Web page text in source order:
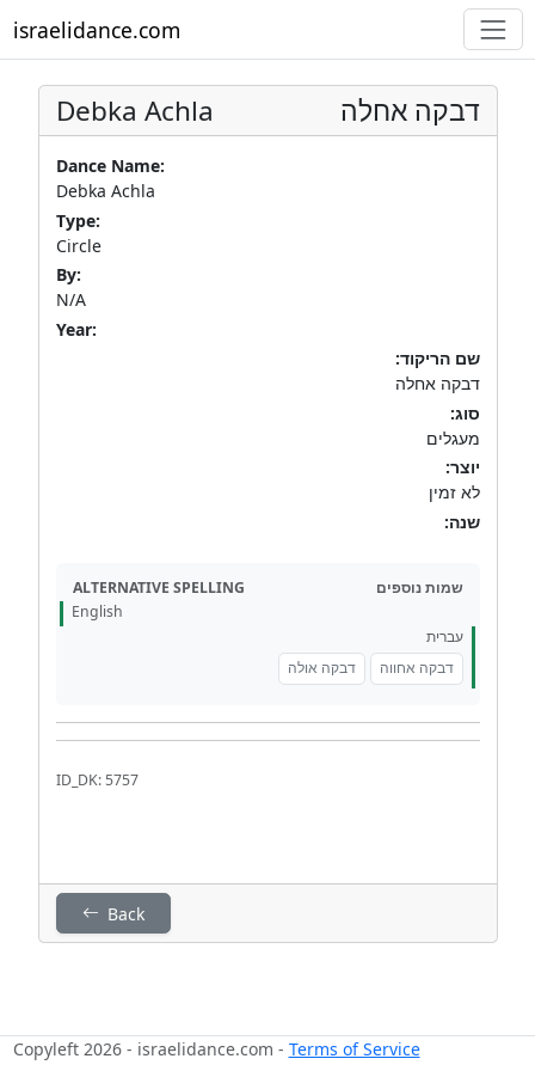
israelidance.com
Debka Achla דבקה אחלה
Dance Name:
Debka Achla
Type:
Circle
By:
N/A
Year:
שם הריקוד:
דבקה אחלה
סוג:
מעגלים
יוצר:
לא זמין
שנה:
ALTERNATIVE SPELLING
שמות נוספים
English
עברית
דבקה אחווה
דבקה אולה
ID_DK: 5757
Back
Copyleft 2026 - israelidance.com - Terms of Service